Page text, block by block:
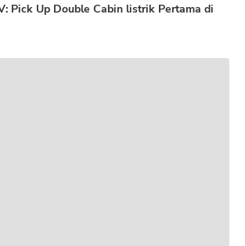
Pick Up Double Cabin listrik Pertama di